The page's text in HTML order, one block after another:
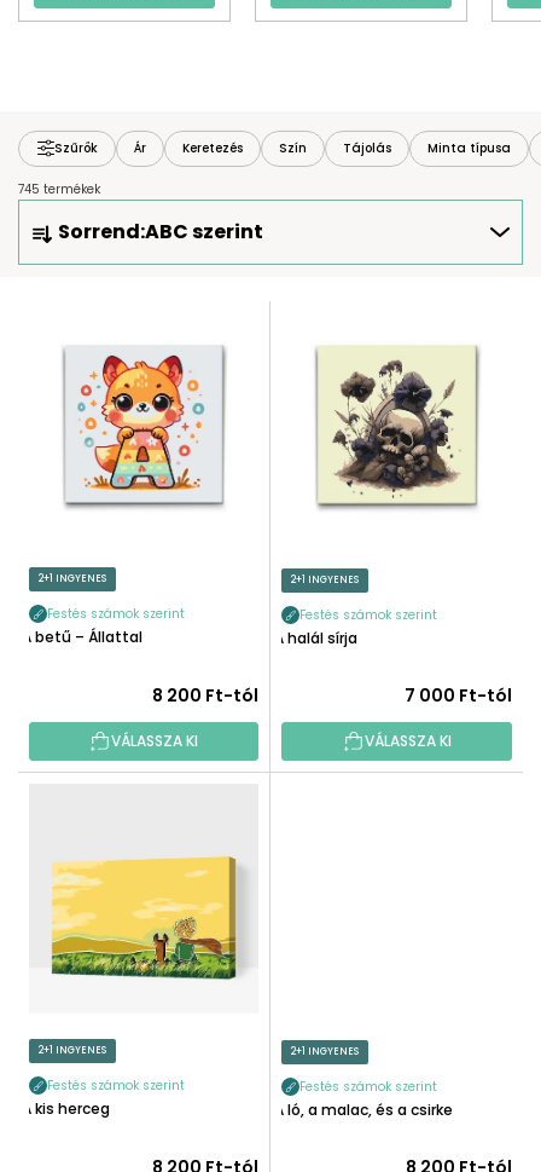
Szűrők Ár Keretezés Szín Tájolás Minta típusa
745 termékek
R
Z
S
Sorrend:ABC szerint
S
T
A
2+1 INGYENES
Festés számok szerint
A betű – Állattal
8 200 Ft-tól
VÁLASSZA KI
2+1 INGYENES
Festés számok szerint
A halál sírja
7 000 Ft-tól
VÁLASSZA KI
2+1 INGYENES
Festés számok szerint
A kis herceg
8 200 Ft-tól
2+1 INGYENES
Festés számok szerint
A ló, a malac, és a csirke
8 200 Ft-tól